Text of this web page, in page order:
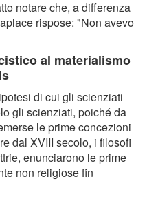
notare che, a differenza
rispose: "Non avevo
al materialismo
di cui gli scienziati
gli scienziati, poiché da
le prime concezioni
dal XVIII secolo, i filosofi
enunciarono le prime
non religiose fin